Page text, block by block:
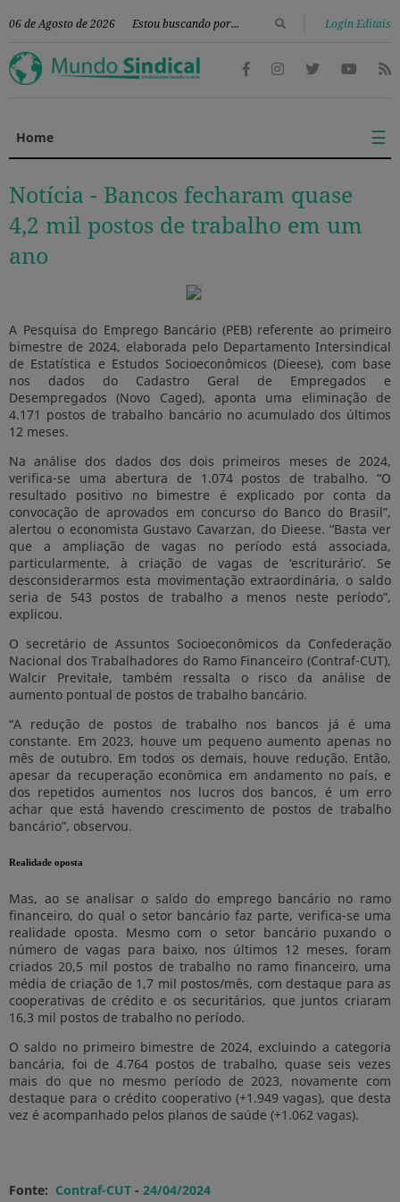
06 de Agosto de 2026 Login Editais
Home ☰
Notícia - Bancos fecharam quase
4,2 mil postos de trabalho em um
ano
A Pesquisa do Emprego Bancário (PEB) referente ao primeiro
bimestre de 2024, elaborada pelo Departamento Intersindical
de Estatística e Estudos Socioeconômicos (Dieese), com base
nos dados do Cadastro Geral de Empregados e
Desempregados (Novo Caged), aponta uma eliminação de
4.171 postos de trabalho bancário no acumulado dos últimos
12 meses.
Na análise dos dados dos dois primeiros meses de 2024,
verifica-se uma abertura de 1.074 postos de trabalho. “O
resultado positivo no bimestre é explicado por conta da
convocação de aprovados em concurso do Banco do Brasil”,
alertou o economista Gustavo Cavarzan, do Dieese. “Basta ver
que a ampliação de vagas no período está associada,
particularmente, à criação de vagas de ‘escriturário’. Se
desconsiderarmos esta movimentação extraordinária, o saldo
seria de 543 postos de trabalho a menos neste período”,
explicou.
O secretário de Assuntos Socioeconômicos da Confederação
Nacional dos Trabalhadores do Ramo Financeiro (Contraf-CUT),
Walcir Previtale, também ressalta o risco da análise de
aumento pontual de postos de trabalho bancário.
“A redução de postos de trabalho nos bancos já é uma
constante. Em 2023, houve um pequeno aumento apenas no
mês de outubro. Em todos os demais, houve redução. Então,
apesar da recuperação econômica em andamento no país, e
dos repetidos aumentos nos lucros dos bancos, é um erro
achar que está havendo crescimento de postos de trabalho
bancário”, observou.
Realidade oposta
Mas, ao se analisar o saldo do emprego bancário no ramo
financeiro, do qual o setor bancário faz parte, verifica-se uma
realidade oposta. Mesmo com o setor bancário puxando o
número de vagas para baixo, nos últimos 12 meses, foram
criados 20,5 mil postos de trabalho no ramo financeiro, uma
média de criação de 1,7 mil postos/mês, com destaque para as
cooperativas de crédito e os securitários, que juntos criaram
16,3 mil postos de trabalho no período.
O saldo no primeiro bimestre de 2024, excluindo a categoria
bancária, foi de 4.764 postos de trabalho, quase seis vezes
mais do que no mesmo período de 2023, novamente com
destaque para o crédito cooperativo (+1.949 vagas), que desta
vez é acompanhado pelos planos de saúde (+1.062 vagas).
Fonte: Contraf-CUT - 24/04/2024